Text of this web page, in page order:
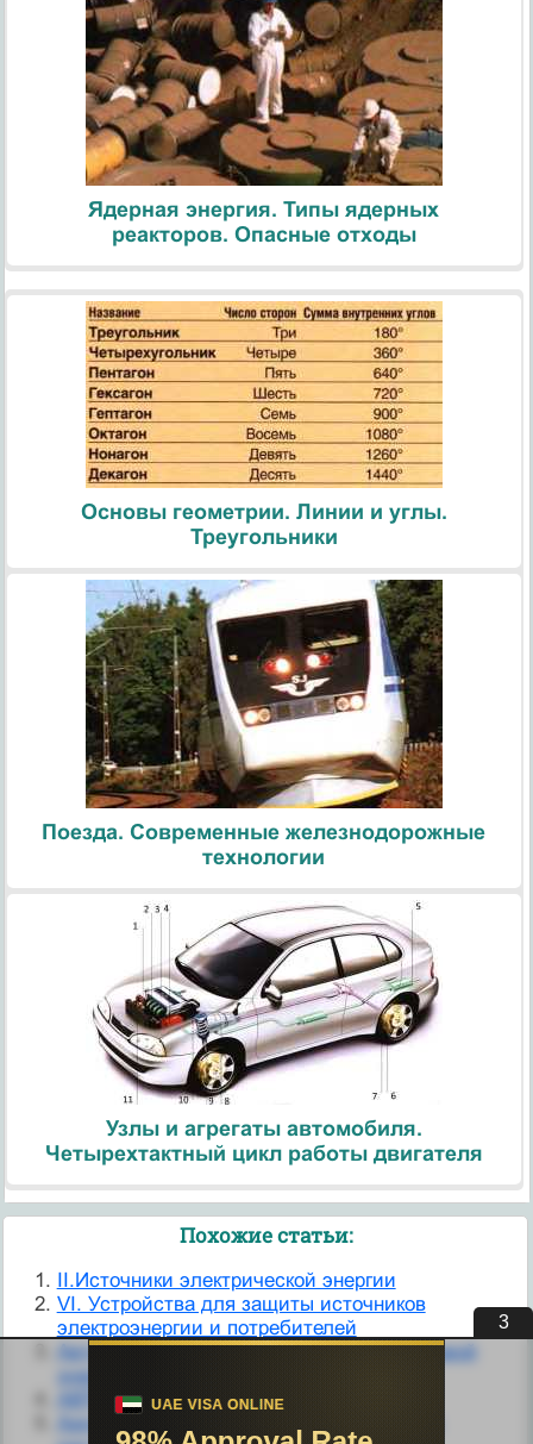
Ядерная энергия. Типы ядерных
реакторов. Опасные отходы
Основы геометрии. Линии и углы.
Треугольники
Поезда. Современные железнодорожные
технологии
Узлы и агрегаты автомобиля.
Четырехтактный цикл работы двигателя
Похожие статьи:
II.Источники электрической энергии
VI. Устройства для защиты источников
электроэнергии и потребителей
Автоматизация измерения и учета тепловой
энергии.
АВТОНОМНЫЙ ИСТОЧНИК ЭНЕРГИИ
Аккумулирование и передача энергии на
2